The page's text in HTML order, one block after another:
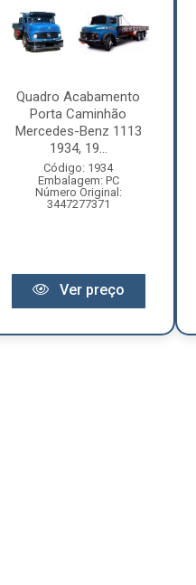
Quadro Acabamento
Porta Caminhão
Mercedes-Benz 1113
1934, 19...
Código: 1934
Embalagem: PC
Número Original:
3447277371
Ver preço